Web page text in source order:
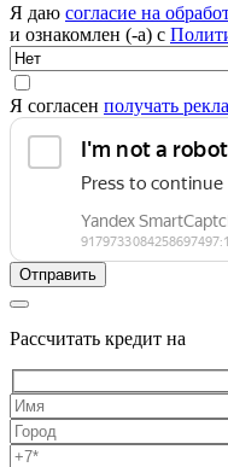
Я даю согласие на
и ознакомлен (-а) с
Я согласен получать
Рассчитать кредит на